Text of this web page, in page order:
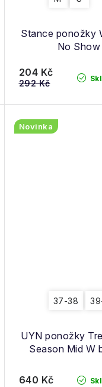
Stance ponožky
No
204 Kč
292 Kč
UYN ponožky
Season Mid W
Novinka
37-38
640 Kč